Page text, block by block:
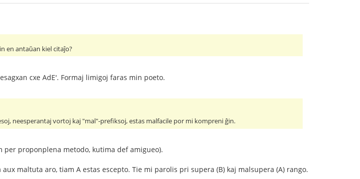
en antaŭan kiel citaĵo?
cxe AdE'. Formaj limigoj faras min poeto.
neesperantaj vortoj kaj "mal"-prefiksoj, estas malfacile por mi kompreni ĝin.
per proponplena metodo, kutima def amigueo).
maltuta aro, tiam A estas escepto. Tie mi parolis pri supera (B) kaj malsupera (A) rango.